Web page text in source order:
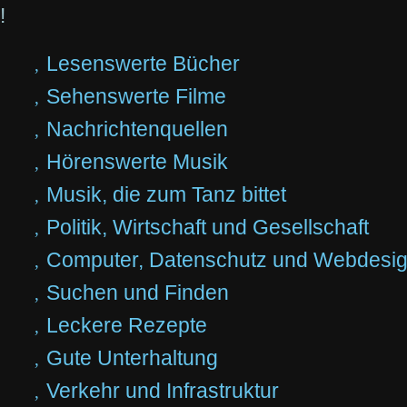
!
Lesenswerte Bücher
Sehenswerte Filme
Nachrichtenquellen
Hörenswerte Musik
Musik, die zum Tanz bittet
Politik, Wirtschaft und Gesellschaft
Computer, Datenschutz und
Suchen und Finden
Leckere Rezepte
Gute Unterhaltung
Verkehr und Infrastruktur